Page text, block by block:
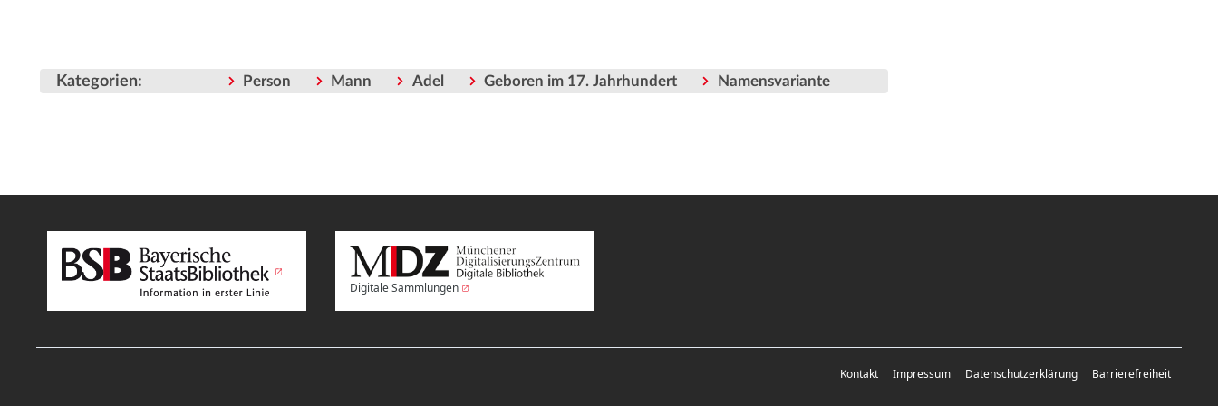
Kategorien: Person Mann Adel Geboren im 17. Jahrhundert Namensvariante
Digitale Sammlungen
Kontakt Impressum Datenschutzerklärung Barrierefreiheit